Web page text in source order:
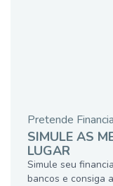
Pretende
SIMULE AS
LUGAR
Simule seu
bancos e consiga